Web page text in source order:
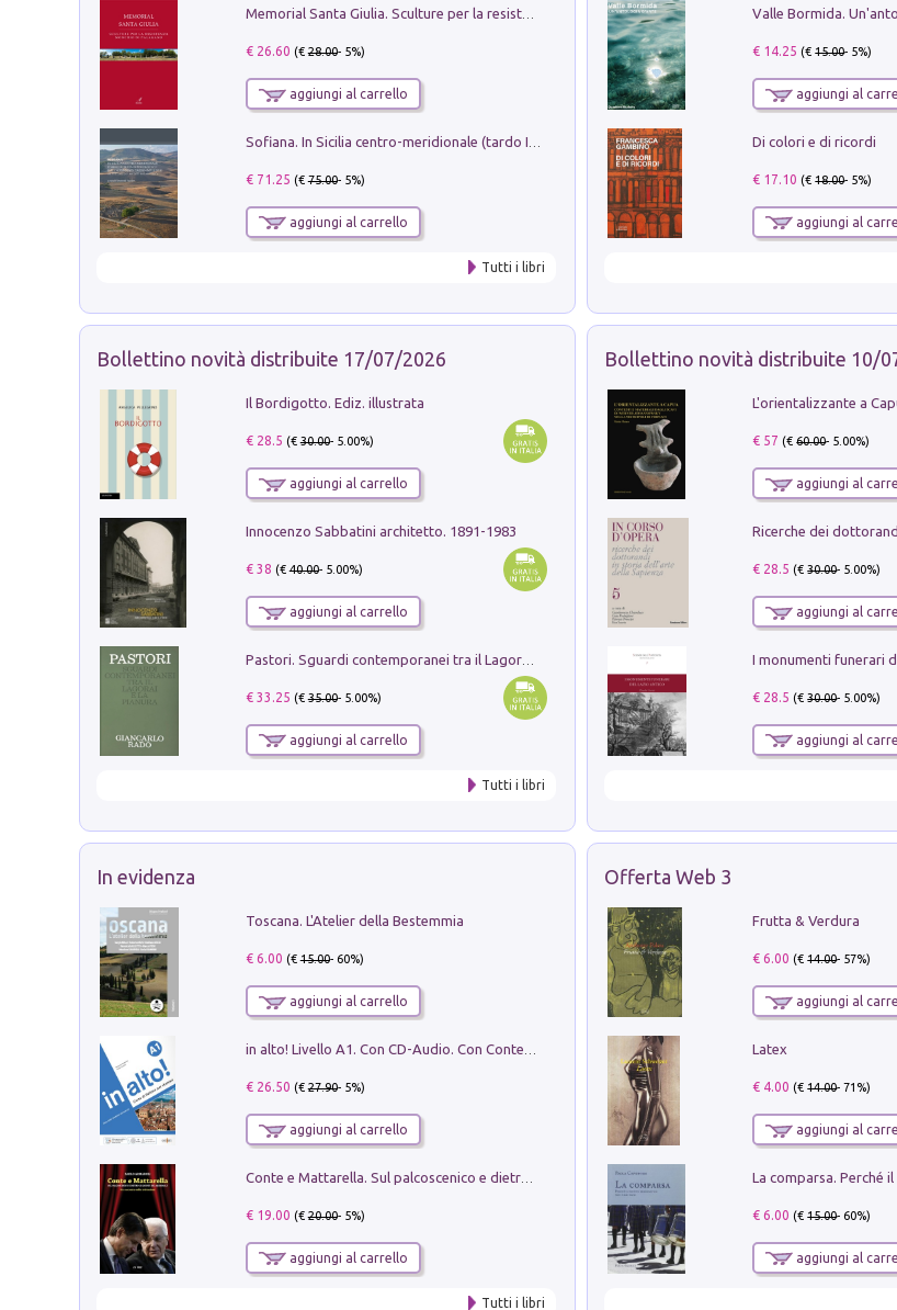
Memorial Santa Giulia. Sculture per la resistenza Monchio di Palagano
€ 26.60 (€28.00- 5%)
aggiungi al carrello
€ 71.25 (€75.00- 5%)
aggiungi al carrello
Tutti i libri
Valle Bormida.
€ 14.25 (€15.00- 5%)
aggiungi al
Di colori e di ricordi
€ 17.10 (€18.00- 5%)
aggiungi al
Bollettino novità distribuite 17/07/2026
Il Bordigotto. Ediz. illustrata
€ 28.5 (€30.00- 5.00%)
aggiungi al carrello
Innocenzo Sabbatini architetto. 1891-1983
€ 38 (€40.00- 5.00%)
aggiungi al carrello
Pastori. Sguardi contemporanei tra il Lagorai e la pianura. Ediz. illustrata
€ 33.25 (€35.00- 5.00%)
aggiungi al carrello
Tutti i libri
Bollettino novità distribuite 10/
€ 57 (€60.00- 5.00%)
aggiungi al
€ 28.5 (€30.00- 5.00%)
aggiungi al
€ 28.5 (€30.00- 5.00%)
aggiungi al
In evidenza
Toscana. L'Atelier della Bestemmia
€ 6.00 (€15.00- 60%)
aggiungi al carrello
€ 26.50 (€27.90- 5%)
aggiungi al carrello
Conte e Mattarella. Sul palcoscenico e dietro le quinte del Quirinale. Un racconto sulle istituzioni
€ 19.00 (€20.00- 5%)
aggiungi al carrello
Tutti i libri
Offerta Web 3
Frutta & Verdura
€ 6.00 (€14.00- 57%)
aggiungi al
Latex
€ 4.00 (€14.00- 71%)
aggiungi al
€ 6.00 (€15.00- 60%)
aggiungi al